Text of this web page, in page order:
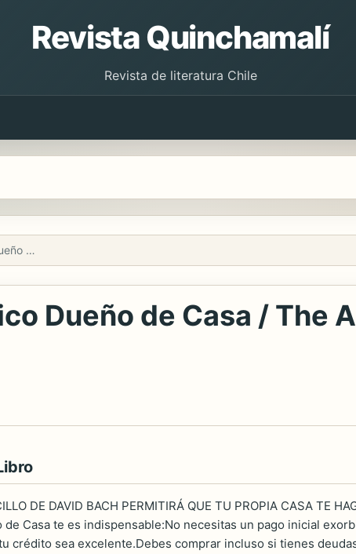
Revista Quinchamalí
Revista de literatura Chile
El Millonario Automático Dueño de Casa / The Automatic Millionaire Homeowner
Dueño de Casa / The
DE DAVID BACH PERMITIRÁ QUE TU PROPIA CASA TE
de Casa te es indispensable:No necesitas un pago inicial
crédito sea excelente.Debes comprar incluso si tienes